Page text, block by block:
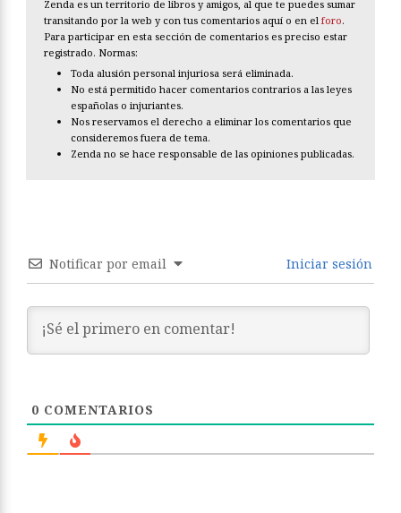
Zenda es un territorio de libros y amigos, al que te puedes sumar
transitando por la web y con tus comentarios aquí o en el foro.
Para participar en esta sección de comentarios es preciso estar
registrado. Normas:
Toda alusión personal injuriosa será eliminada.
No está permitido hacer comentarios contrarios a las leyes
españolas o injuriantes.
Nos reservamos el derecho a eliminar los comentarios que
consideremos fuera de tema.
Zenda no se hace responsable de las opiniones publicadas.
Notificar por email Iniciar sesión
0 COMENTARIOS